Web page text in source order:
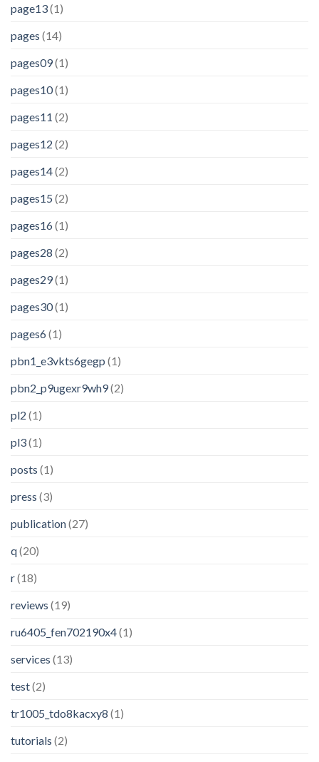
page13(1)
pages (14)
pages09(1)
pages10(1)
pages11 (2)
pages12 (2)
pages14(2)
pages15 (2)
pages16(1)
pages28 (2)
pages29(1)
pages30(1)
pages6(1)
pbn1_e3vkts6gegp (1)
pbn2_p9ugexr9wh9(2)
pl2 (1)
pl3(1)
posts (1)
press (3)
publication(27)
q(20)
r(18)
reviews (19)
ru6405_fen702190x4(1)
services (13)
test(2)
tr1005_tdo8kacxy8 (1)
tutorials (2)